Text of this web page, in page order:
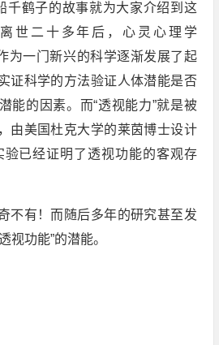
千鹤子的故事就为大家介绍到这
世二十多年后，心灵心理学
为一门新兴的科学逐渐发展了起
证科学的方法验证人体潜能是否
能的因素。而“透视能力”就是被
由美国杜克大学的莱茵博士设计
验已经证明了透视功能的客观存
不有！而随后多年的研究甚至发
视功能”的潜能。